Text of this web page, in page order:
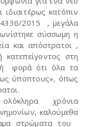
κατόπιν
2015 , μεγάλα
σύσσωμη η
και απόστρατοι ,
στη
φορά ότι όλα τα
ύποπτους», όπως
χρόνια
καλούμεθα
στρώματα του